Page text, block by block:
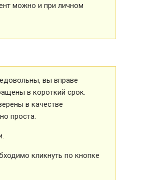
можно и при личном
вы вправе
в короткий срок.
в качестве
проста.
кликнуть по кнопке